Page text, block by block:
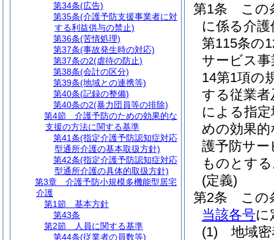
第1条
この
に係る介護
第115条の
サービス
14第1項の
する従業
による指
めの効果
護予防サ
ものとす
(定義)
第2条
この
当該各号に
(1)
地域
第34条(広告)
第35条(介護予防支援事業者に対
する利益供与の禁止)
第36条(苦情処理)
第37条(事故発生時の対応)
第37条の2(虐待の防止)
第38条(会計の区分)
第39条(地域との連携等)
第40条(記録の整備)
第40条の2(暴力団員等の排除)
第4節
介護予防のための効果的な
支援の方法に関する基準
第41条(指定介護予防認知症対応
型通所介護の基本取扱方針)
第42条(指定介護予防認知症対応
型通所介護の具体的取扱方針)
第3章
介護予防小規模多機能型居宅
介護
第1節
基本方針
第43条
第2節
人員に関する基準
第44条(従業者の員数等)